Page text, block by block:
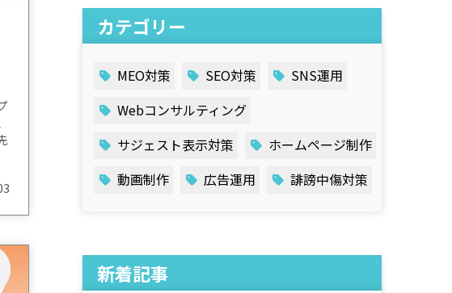
カテゴリー
MEO対策 SEO対策
SNS運用
Webコンサルティング
サジェスト表示対策
ホームページ制作
動画制作
広告運用 誹謗中傷対策
新着記事